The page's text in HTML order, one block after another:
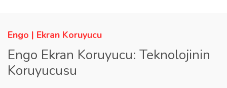
Engo | Ekran Koruyucu
Engo Ekran Koruyucu: Teknolojinin
Koruyucusu